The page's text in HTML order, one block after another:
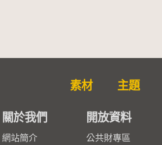
素材 主題
關於我們
網站簡介
開放資料
公共財專區